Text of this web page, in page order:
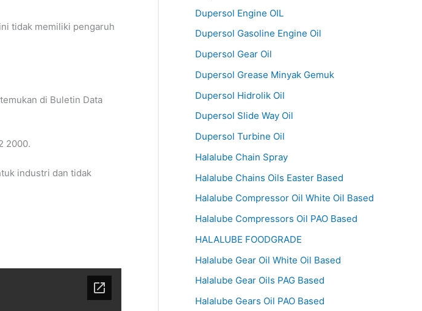
tidak memiliki pengaruh
di Buletin Data
2000.
industri dan tidak
Dupersol Engine OIL
Dupersol Gasoline Engine Oil
Dupersol Gear Oil
Dupersol Grease Minyak Gemuk
Dupersol Hidrolik Oil
Dupersol Slide Way Oil
Dupersol Turbine Oil
Halalube Chain Spray
Halalube Chains Oils Easter Based
Halalube Compressor Oil White Oil Based
Halalube Compressors Oil PAO Based
HALALUBE FOODGRADE
Halalube Gear Oil White Oil Based
Halalube Gear Oils PAG Based
Halalube Gears Oil PAO Based